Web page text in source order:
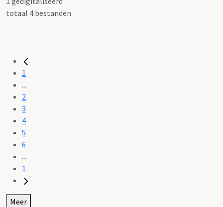
totaal 4 bestanden
1
...
2
3
4
5
6
...
1
Meer